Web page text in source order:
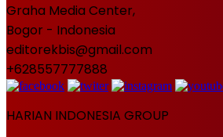
Graha Media Center,
Bogor - Indonesia
editorekbis@gmail.com
+628557777888
HARIAN INDONESIA GROUP